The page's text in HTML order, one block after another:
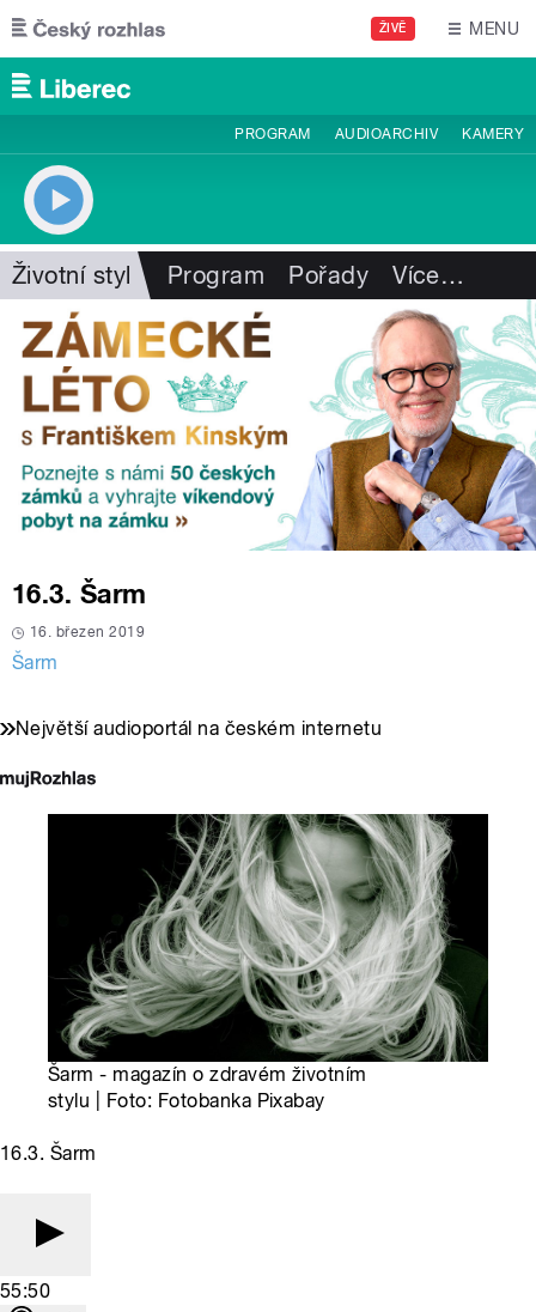
Přejít k hlavnímu obsahu
ŽIVĚ MENU
PROGRAM AUDIOARCHIV KAMERY
Životní styl Program Pořady Více…
16.3. Šarm
16. březen 2019
Šarm
Největší audioportál na českém internetu
Šarm - magazín o zdravém životním
stylu | Foto: Fotobanka Pixabay
16.3. Šarm
55:50